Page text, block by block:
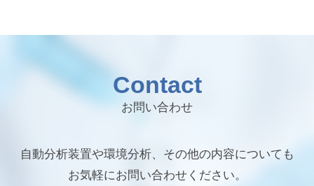
Contact
お問い合わせ
自動分析装置や環境分析、その他の内容についても
お気軽にお問い合わせください。